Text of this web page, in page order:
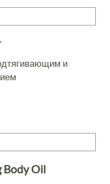
и
Body Oil